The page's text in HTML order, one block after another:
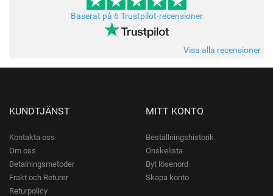
Baserat på 6 Trustpilot-recensioner
Visa alla recensioner
KUNDTJÄNST
Kontakta oss
Om oss
Betalningsmetoder
Frakt och Returer
Returpolicy
MITT KONTO
Beställningshistorik
Önskelista
Byt lösenord
Skapa konto